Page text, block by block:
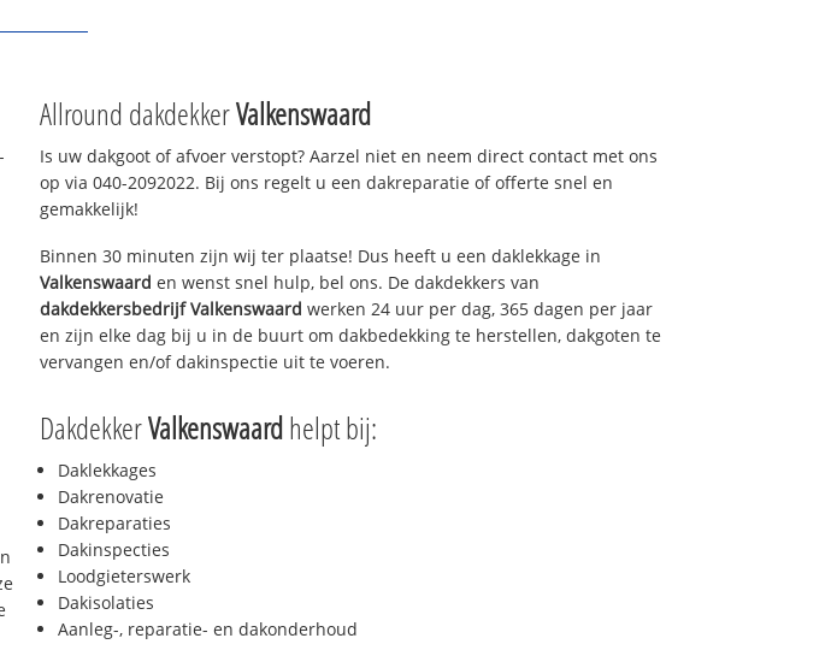
Allround dakdekkerValkenswaard
Is uw dakgoot of afvoer verstopt? Aarzel niet en neem direct contact met ons
op via 040-2092022. Bij ons regelt u een dakreparatie of offerte snel en
gemakkelijk!
Binnen 30 minuten zijn wij ter plaatse! Dus heeft u een daklekkage in
Valkenswaard en wenst snel hulp, bel ons. De dakdekkers van
dakdekkersbedrijfValkenswaard werken 24 uur per dag, 365 dagen per jaar
en zijn elke dag bij u in de buurt om dakbedekking te herstellen, dakgoten te
vervangen en/of dakinspectie uit te voeren.
DakdekkerValkenswaardhelpt bij:
Daklekkages
Dakrenovatie
Dakreparaties
Dakinspecties
Loodgieterswerk
Dakisolaties
Aanleg-, reparatie- en dakonderhoud